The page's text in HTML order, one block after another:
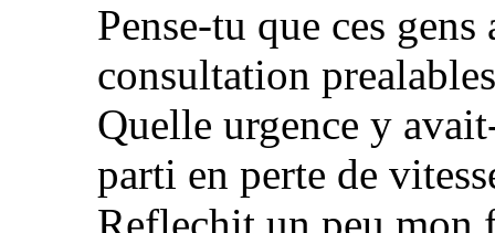
Pense-tu que ces
consultation
Quelle urgence y
parti en perte de